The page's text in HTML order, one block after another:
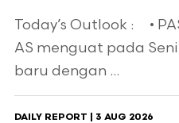
Today’s Outlook : •
AS menguat pada
baru dengan ...
DAILY REPORT | 3 AUG 2026